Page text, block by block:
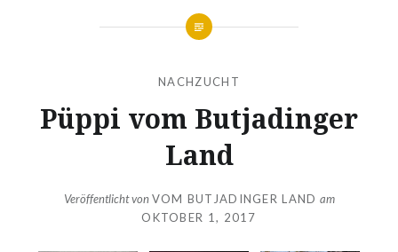
NACHZUCHT
Püppi vom Butjadinger
Land
Veröffentlicht vonVOM BUTJADINGER LAND am
OKTOBER 1, 2017